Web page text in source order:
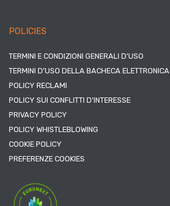
POLICIES
TERMINI E CONDIZIONI GENERALI D’USO
TERMINI D’USO DELLA BACHECA ELETTRONICA
POLICY RECLAMI
POLICY SUI CONFLITTI D’INTERESSE
PRIVACY POLICY
POLICY WHISTLEBLOWING
COOKIE POLICY
PREFERENZE COOKIES